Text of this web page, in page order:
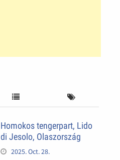
Homokos tengerpart, Lido
di Jesolo, Olaszország
2025. Oct. 28.